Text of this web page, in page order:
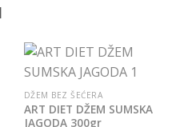
DŽEM BEZ ŠEĆERA
ART DIET DŽEM SUMSKA
JAGODA 300gr